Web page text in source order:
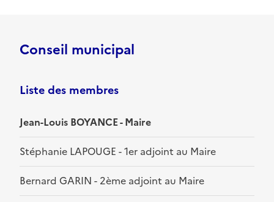
Conseil municipal
Liste des membres
Jean-Louis BOYANCE - Maire
Stéphanie LAPOUGE - 1er adjoint au Maire
Bernard GARIN - 2ème adjoint au Maire